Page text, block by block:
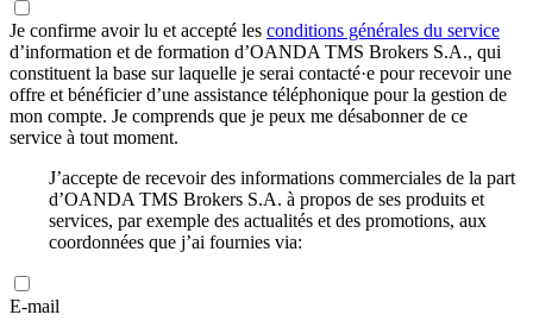
Je confirme avoir lu et accepté les conditions générales du service
d’information et de formation d’OANDA TMS Brokers S.A., qui
constituent la base sur laquelle je serai contacté·e pour recevoir une
offre et bénéficier d’une assistance téléphonique pour la gestion de
mon compte. Je comprends que je peux me désabonner de ce
service à tout moment.
J’accepte de recevoir des informations commerciales de la part
d’OANDA TMS Brokers S.A. à propos de ses produits et
services, par exemple des actualités et des promotions, aux
coordonnées que j’ai fournies via:
E-mail